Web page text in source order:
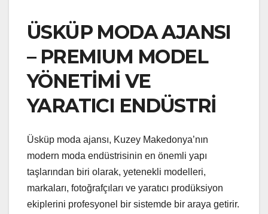
ÜSKÜP MODA AJANSI
– PREMIUM MODEL
YÖNETİMİ VE
YARATICI ENDÜSTRİ
Üsküp moda ajansı, Kuzey Makedonya’nın
modern moda endüstrisinin en önemli yapı
taşlarından biri olarak, yetenekli modelleri,
markaları, fotoğrafçıları ve yaratıcı prodüksiyon
ekiplerini profesyonel bir sistemde bir araya getirir.